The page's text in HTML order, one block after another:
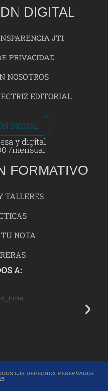
DIGITAL
JTI
PRIVACIDAD
NOSOTROS
EDITORIAL
DIGITAL
y digital
/mensual
FORMATIVO
TALLERES
NOTA
A:
LOS DERECHOS RESERVADOS